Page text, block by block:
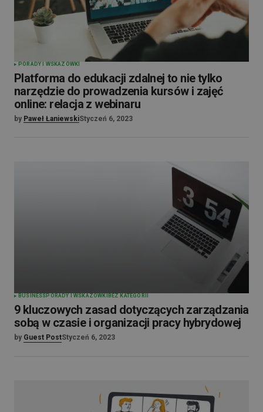
PORADY I WSKAZÓWKI
Platforma do edukacji zdalnej to nie tylko
narzędzie do prowadzenia kursów i zajęć
online: relacja z webinaru
by Paweł ŁaniewskiStyczeń 6, 2023
BUSINESS PORADY I WSKAZÓWKI BEZ KATEGORII
9 kluczowych zasad dotyczących zarządzania
sobą w czasie i organizacji pracy hybrydowej
by Guest PostStyczeń 6, 2023